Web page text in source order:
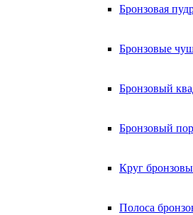
Бронзовая
Бронзовые
Бронзовый
Бронзовый
Круг
Полоса